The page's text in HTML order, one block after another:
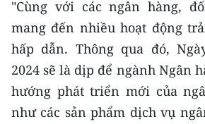
"Cùng với các ngân hàng,
mang đến nhiều hoạt động
hấp dẫn. Thông qua đó,
2024 sẽ là dịp để ngành Ngân
hướng phát triển mới của
như các sản phẩm dịch vụ